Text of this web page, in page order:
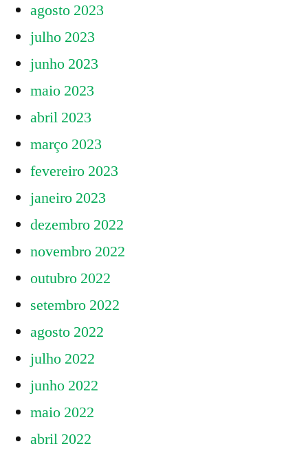
agosto 2023
julho 2023
junho 2023
maio 2023
abril 2023
março 2023
fevereiro 2023
janeiro 2023
dezembro 2022
novembro 2022
outubro 2022
setembro 2022
agosto 2022
julho 2022
junho 2022
maio 2022
abril 2022